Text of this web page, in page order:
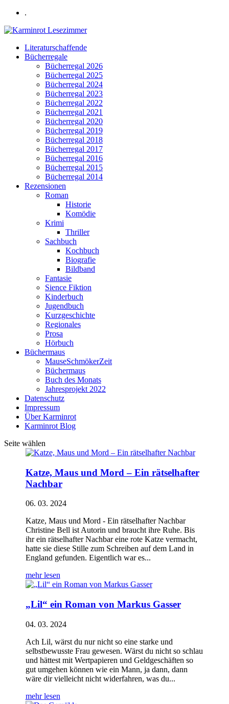
.
Literaturschaffende
Bücherregale
Bücherregal 2026
Bücherregal 2025
Bücherregal 2024
Bücherregal 2023
Bücherregal 2022
Bücherregal 2021
Bücherregal 2020
Bücherregal 2019
Bücherregal 2018
Bücherregal 2017
Bücherregal 2016
Bücherregal 2015
Bücherregal 2014
Rezensionen
Roman
Historie
Komödie
Krimi
Thriller
Sachbuch
Kochbuch
Biografie
Bildband
Fantasie
Sience Fiktion
Kinderbuch
Jugendbuch
Kurzgeschichte
Regionales
Prosa
Hörbuch
Büchermaus
MauseSchmökerZeit
Büchermaus
Buch des Monats
Jahresprojekt 2022
Datenschutz
Impressum
Über Karminrot
Karminrot Blog
Seite wählen
Katze, Maus und Mord – Ein rätselhafter
Nachbar
06. 03. 2024
Katze, Maus und Mord - Ein rätselhafter Nachbar
Christine Bell ist Autorin und braucht ihre Ruhe. Bis
ihr ein rätselhafter Nachbar eine rote Katze vermacht,
hatte sie diese Stille zum Schreiben auf dem Land in
England gefunden. Eigentlich war es...
mehr lesen
„Lil“ ein Roman von Markus Gasser
04. 03. 2024
Ach Lil, wärst du nur nicht so eine starke und
selbstbewusste Frau gewesen. Wärst du nicht so schlau
und hättest mit Wertpapieren und Geldgeschäften so
gut umgehen können wie ein Mann, ja dann, dann
wäre dir vielleicht nicht widerfahren, was du...
mehr lesen